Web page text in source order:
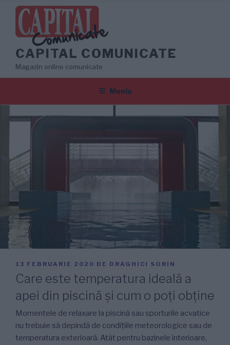
conținut
CAPITAL COMUNICATE
Magazin online comunicate
Meniu
PUBLICAT
PE
13 FEBRUARIE 2020 DE DRAGHICI SORIN
Care este temperatura ideală a
apei din piscină și cum o poți obține
Momentele de relaxare la piscină sau sporturile acvatice
nu trebuie să depindă de condițiile meteorologice sau de
temperatura exterioară. Atât pentru bazinele interioare,